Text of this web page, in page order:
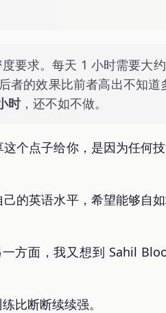
要求。每天 1 小时需要大
的效果比前者高出不知道
时，还不如不做。
个点子给你，是因为任何
的英语水平，希望能够自
方面，我又想到 Sahil
比断断续续强。